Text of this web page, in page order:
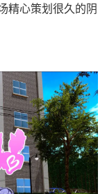
精心策划很久的阴